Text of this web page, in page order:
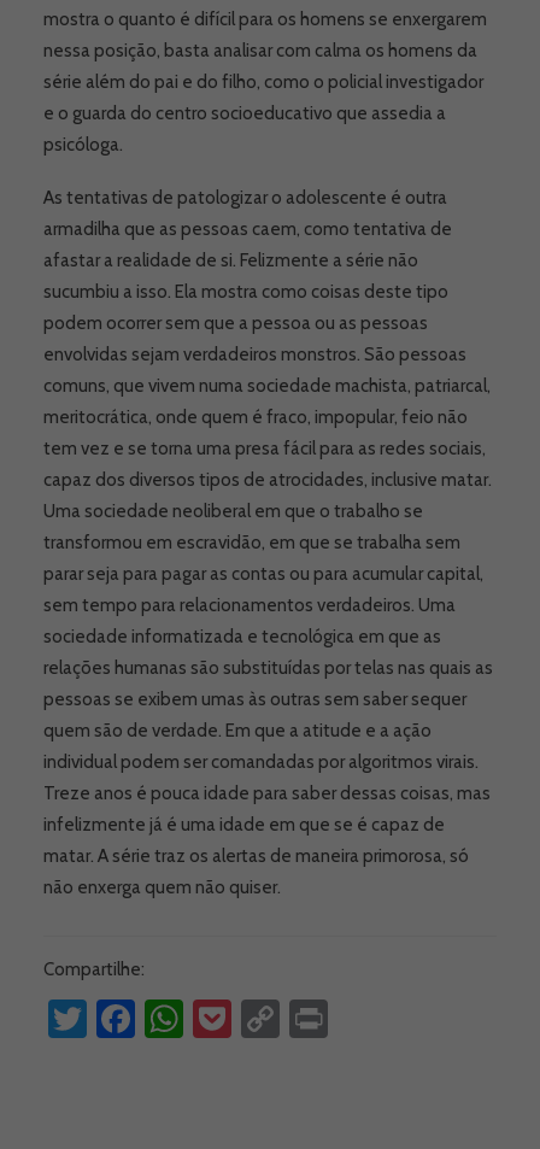
mostra o quanto é difícil para os homens se enxergarem
nessa posição, basta analisar com calma os homens da
série além do pai e do filho, como o policial investigador
e o guarda do centro socioeducativo que assedia a
psicóloga.
As tentativas de patologizar o adolescente é outra
armadilha que as pessoas caem, como tentativa de
afastar a realidade de si. Felizmente a série não
sucumbiu a isso. Ela mostra como coisas deste tipo
podem ocorrer sem que a pessoa ou as pessoas
envolvidas sejam verdadeiros monstros. São pessoas
comuns, que vivem numa sociedade machista, patriarcal,
meritocrática, onde quem é fraco, impopular, feio não
tem vez e se torna uma presa fácil para as redes sociais,
capaz dos diversos tipos de atrocidades, inclusive matar.
Uma sociedade neoliberal em que o trabalho se
transformou em escravidão, em que se trabalha sem
parar seja para pagar as contas ou para acumular capital,
sem tempo para relacionamentos verdadeiros. Uma
sociedade informatizada e tecnológica em que as
relações humanas são substituídas por telas nas quais as
pessoas se exibem umas às outras sem saber sequer
quem são de verdade. Em que a atitude e a ação
individual podem ser comandadas por algoritmos virais.
Treze anos é pouca idade para saber dessas coisas, mas
infelizmente já é uma idade em que se é capaz de
matar. A série traz os alertas de maneira primorosa, só
não enxerga quem não quiser.
Compartilhe:
Twitter
Facebook
WhatsApp
Pocket
Copy